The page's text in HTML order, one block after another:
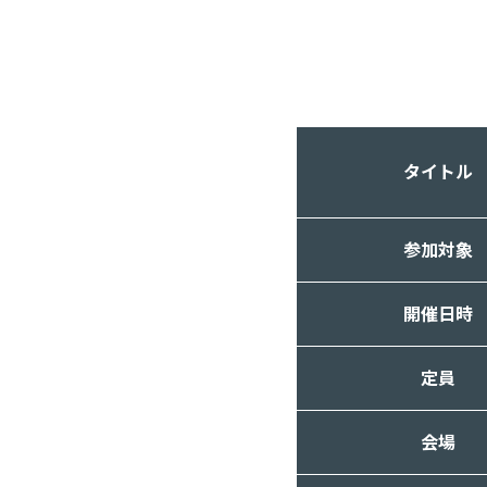
タイトル
参加対象
開催日時
定員
会場